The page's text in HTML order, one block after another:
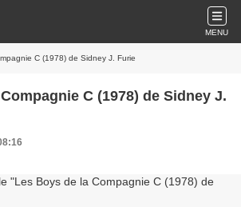
MENU
C (1978) de Sidney J. Furie
C (1978) de Sidney J.